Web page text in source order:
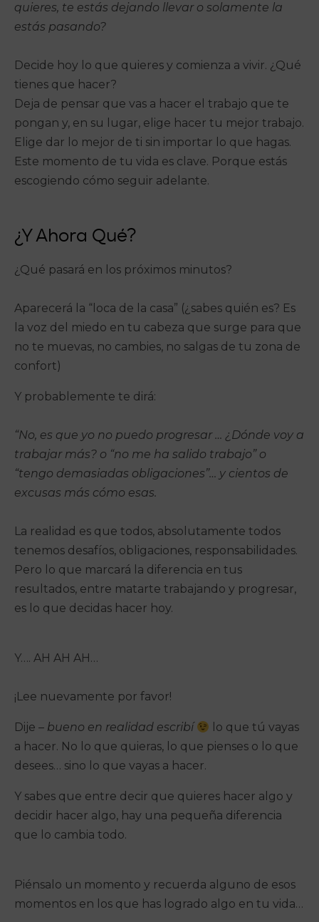
quieres, te estás dejando llevar o solamente la
estás pasando?
Decide hoy lo que quieres y comienza a vivir. ¿Qué
tienes que hacer?
Deja de pensar que vas a hacer el trabajo que te
pongan y, en su lugar, elige hacer tu mejor trabajo.
Elige dar lo mejor de ti sin importar lo que hagas.
Este momento de tu vida es clave. Porque estás
escogiendo cómo seguir adelante.
¿Y Ahora Qué?
¿Qué pasará en los próximos minutos?
Aparecerá la “loca de la casa” (¿sabes quién es? Es
la voz del miedo en tu cabeza que surge para que
no te muevas, no cambies, no salgas de tu zona de
confort)
Y probablemente te dirá:
“No, es que yo no puedo progresar … ¿Dónde voy a
trabajar más? o “no me ha salido trabajo” o
“tengo demasiadas obligaciones”… y cientos de
excusas más cómo esas.
La realidad es que todos, absolutamente todos
tenemos desafíos, obligaciones, responsabilidades.
Pero lo que marcará la diferencia en tus
resultados, entre matarte trabajando y progresar,
es lo que decidas hacer hoy.
Y…. AH AH AH…
¡Lee nuevamente por favor!
Dije – bueno en realidad escribí
lo que tú vayas
a hacer. No lo que quieras, lo que pienses o lo que
desees… sino lo que vayas a hacer.
Y sabes que entre decir que quieres hacer algo y
decidir hacer algo, hay una pequeña diferencia
que lo cambia todo.
Piénsalo un momento y recuerda alguno de esos
momentos en los que has logrado algo en tu vida…